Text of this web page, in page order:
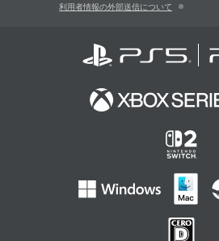
利用者情報の外部送信について